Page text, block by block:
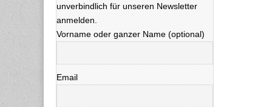
unverbindlich für unseren Newsletter
anmelden.
Vorname oder ganzer Name (optional)
Email